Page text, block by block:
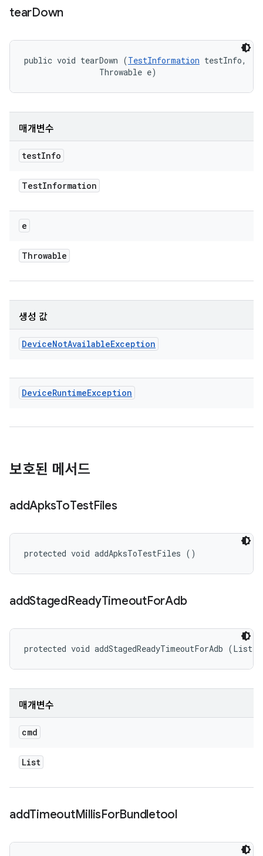
tearDown
public void tearDown (TestInformation testInfo,
                Throwable e)
매개변수
testInfo
TestInformation
e
Throwable
생성 값
DeviceNotAvailableException
DeviceRuntimeException
보호된 메서드
addApksToTestFiles
protected void addApksToTestFiles ()
addStagedReadyTimeoutForAdb
protected void addStagedReadyTimeoutForAdb
매개변수
cmd
List
addTimeoutMillisForBundletool